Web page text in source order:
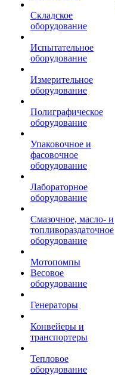
Складское
оборудование
Испытательное
оборудование
Измерительное
оборудование
Полиграфическое
оборудование
Упаковочное и
фасовочное
оборудование
Лабораторное
оборудование
Смазочное, масло- и
топливораздаточное
оборудование
Мотопомпы
Весовое
оборудование
Генераторы
Конвейеры и
транспортеры
Тепловое
оборудование